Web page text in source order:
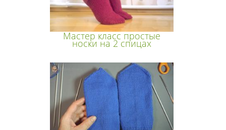
Мастер класс простые
носки на 2 спицах